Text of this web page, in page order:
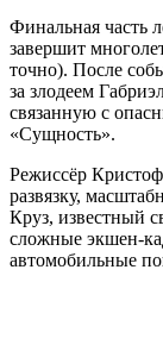
Финальная часть
завершит
точно). После
за злодеем
связанную с
«Сущность».
Режиссёр
развязку,
Круз, известный
сложные экшен-
автомобильные